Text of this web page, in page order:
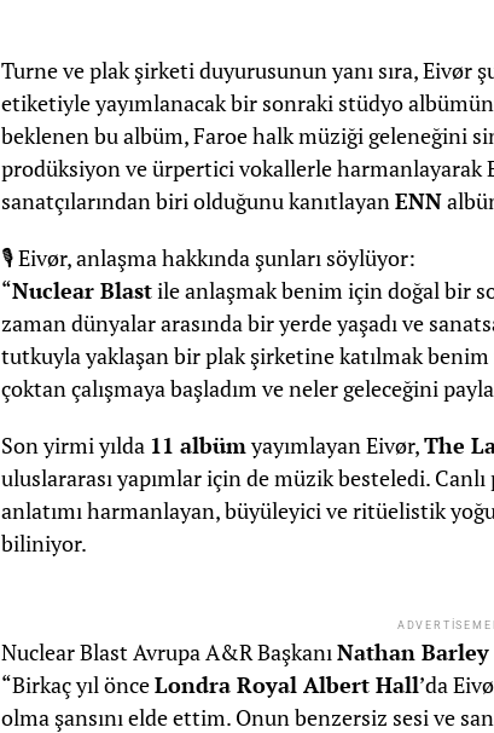
Turne ve plak şirketi duyurusunun yanı sıra, Eivør
etiketiyle yayımlanacak bir sonraki stüdyo
beklenen bu albüm, Faroe halk müziği geleneğini
prodüksiyon ve ürpertici vokallerle harmanlayarak
sanatçılarından biri olduğunu kanıtlayan ENN
🎙️ Eivør, anlaşma hakkında şunları söylüyor:
“Nuclear Blastile anlaşmak benim için doğal bir
zaman dünyalar arasında bir yerde yaşadı ve
tutkuyla yaklaşan bir plak şirketine katılmak
çoktan çalışmaya başladım ve neler geleceğini
Son yirmi yılda 11 albümyayımlayan Eivør,The
uluslararası yapımlar için de müzik besteledi.
anlatımı harmanlayan, büyüleyici ve ritüelistik
biliniyor.
Nuclear Blast Avrupa A&R Başkanı Nathan
“Birkaç yıl önceLondra Royal Albert Hall’da
olma şansını elde ettim. Onun benzersiz sesi ve